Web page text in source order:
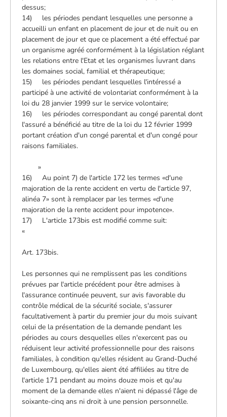
dessus;
14) les périodes pendant lesquelles une personne a
accueilli un enfant en placement de jour et de nuit ou en
placement de jour et que ce placement a été effectué par
un organisme agréé conformément à la législation réglant
les relations entre l'Etat et les organismes Ïuvrant dans
les domaines social, familial et thérapeutique;
15) les périodes pendant lesquelles l'intéressé a
participé à une activité de volontariat conformément à la
loi du 28 janvier 1999 sur le service volontaire;
16) les périodes correspondant au congé parental dont
l'assuré a bénéficié au titre de la loi du 12 février 1999
portant création d'un congé parental et d'un congé pour
raisons familiales.
»
16) Au point 7) de l'article 172 les termes «d'une
majoration de la rente accident en vertu de l'article 97,
alinéa 7» sont à remplacer par les termes «d'une
majoration de la rente accident pour impotence».
17) L'article 173bis est modifié comme suit:
«
Art. 173bis.
Les personnes qui ne remplissent pas les conditions
prévues par l'article précédent pour être admises à
l'assurance continuée peuvent, sur avis favorable du
contrôle médical de la sécurité sociale, s'assurer
facultativement à partir du premier jour du mois suivant
celui de la présentation de la demande pendant les
périodes au cours desquelles elles n'exercent pas ou
réduisent leur activité professionnelle pour des raisons
familiales, à condition qu'elles résident au Grand-Duché
de Luxembourg, qu'elles aient été affiliées au titre de
l'article 171 pendant au moins douze mois et qu'au
moment de la demande elles n'aient ni dépassé l'âge de
soixante-cinq ans ni droit à une pension personnelle.